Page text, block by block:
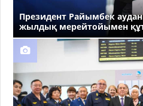
Президент Райымбек
жылдық мерейтойымен